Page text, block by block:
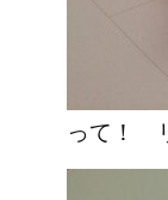
って！